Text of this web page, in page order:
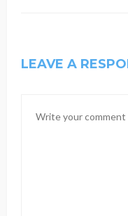
LEAVE A